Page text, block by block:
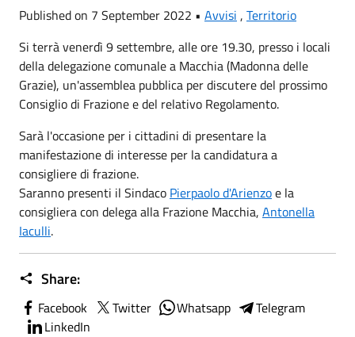
Published on 7 September 2022 • Avvisi , Territorio
Si terrà venerdì 9 settembre, alle ore 19.30, presso i locali
della delegazione comunale a Macchia (Madonna delle
Grazie), un'assemblea pubblica per discutere del prossimo
Consiglio di Frazione e del relativo Regolamento.
Sarà l'occasione per i cittadini di presentare la
manifestazione di interesse per la candidatura a
consigliere di frazione.
Saranno presenti il Sindaco Pierpaolo d'Arienzoe la
consigliera con delega alla Frazione Macchia, Antonella
Iaculli.
Share:
Facebook Twitter Whatsapp
Telegram
LinkedIn